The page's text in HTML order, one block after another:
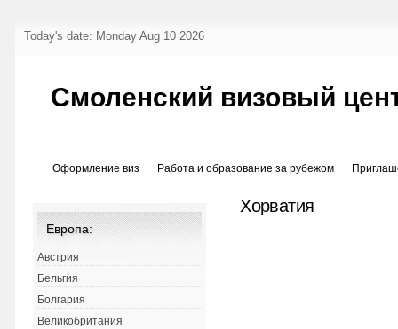
Today's date: Monday Aug 10 2026
Смоленский визовый
Оформление виз Работа и образование за рубежом
Хорватия
Европа:
Австрия
Бельгия
Болгария
Великобритания